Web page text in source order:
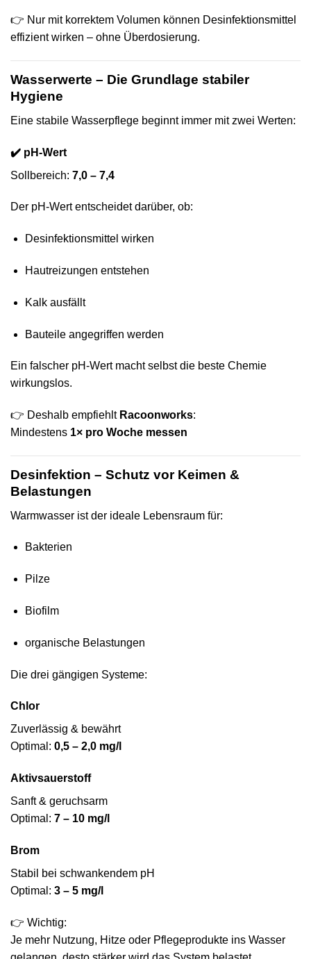
👉 Nur mit korrektem Volumen können Desinfektionsmittel
effizient wirken – ohne Überdosierung.
Wasserwerte – Die Grundlage stabiler
Hygiene
Eine stabile Wasserpflege beginnt immer mit zwei Werten:
✔️ pH-Wert
Sollbereich: 7,0 – 7,4
Der pH-Wert entscheidet darüber, ob:
Desinfektionsmittel wirken
Hautreizungen entstehen
Kalk ausfällt
Bauteile angegriffen werden
Ein falscher pH-Wert macht selbst die beste Chemie
wirkungslos.
👉 Deshalb empfiehlt Racoonworks:
Mindestens 1× pro Woche messen
Desinfektion – Schutz vor Keimen &
Belastungen
Warmwasser ist der ideale Lebensraum für:
Bakterien
Pilze
Biofilm
organische Belastungen
Die drei gängigen Systeme:
Chlor
Zuverlässig & bewährt
Optimal: 0,5 – 2,0 mg/l
Aktivsauerstoff
Sanft & geruchsarm
Optimal: 7 – 10 mg/l
Brom
Stabil bei schwankendem pH
Optimal: 3 – 5 mg/l
👉 Wichtig:
Je mehr Nutzung, Hitze oder Pflegeprodukte ins Wasser